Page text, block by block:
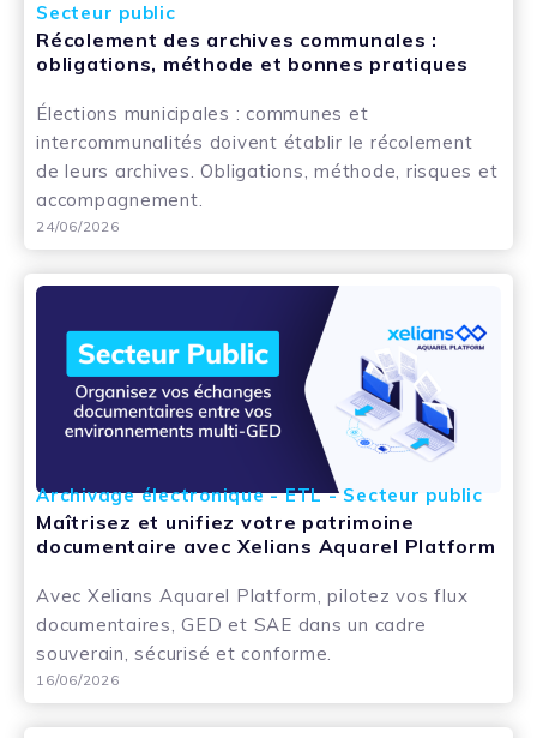
Secteur public
Récolement des archives communales :
obligations, méthode et bonnes pratiques
Élections municipales : communes et
intercommunalités doivent établir le récolement
de leurs archives. Obligations, méthode, risques et
accompagnement.
24/06/2026
Archivage électronique - ETL - Secteur public
Maîtrisez et unifiez votre patrimoine
documentaire avec Xelians Aquarel Platform
Avec Xelians Aquarel Platform, pilotez vos flux
documentaires, GED et SAE dans un cadre
souverain, sécurisé et conforme.
16/06/2026